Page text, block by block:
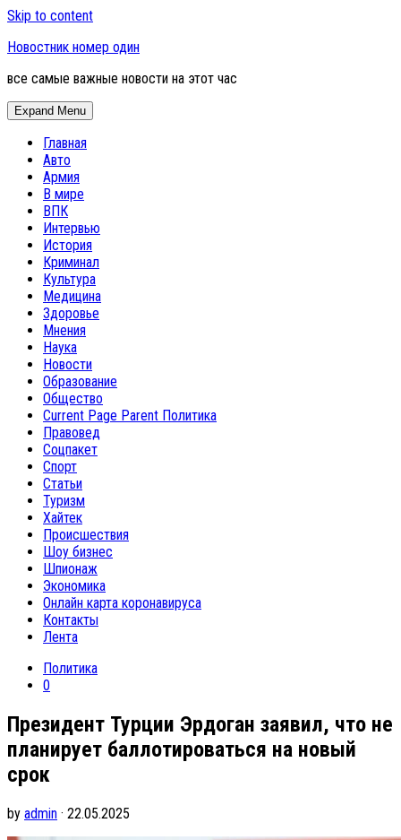
Skip to content
Новостник номер один
все самые важные новости на этот час
Expand Menu
Главная
Авто
Армия
В мире
ВПК
Интервью
История
Криминал
Культура
Медицина
Здоровье
Мнения
Наука
Новости
Образование
Общество
Current Page Parent Политика
Правовед
Соцпакет
Спорт
Статьи
Туризм
Хайтек
Происшествия
Шоу бизнес
Шпионаж
Экономика
Онлайн карта коронавируса
Контакты
Лента
Политика
0
Президент Турции Эрдоган заявил, что не
планирует баллотироваться на новый
срок
by admin · 22.05.2025